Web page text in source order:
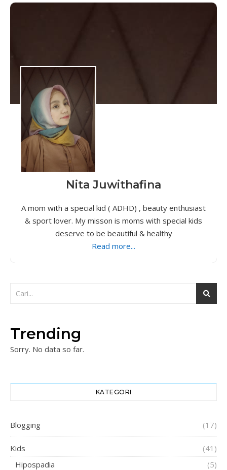
Nita Juwithafina
A mom with a special kid ( ADHD) , beauty enthusiast
& sport lover. My misson is moms with special kids
deserve to be beautiful & healthy
Read more...
Trending
Sorry. No data so far.
KATEGORI
Blogging (17)
Kids
(41)
Hipospadia
(5)